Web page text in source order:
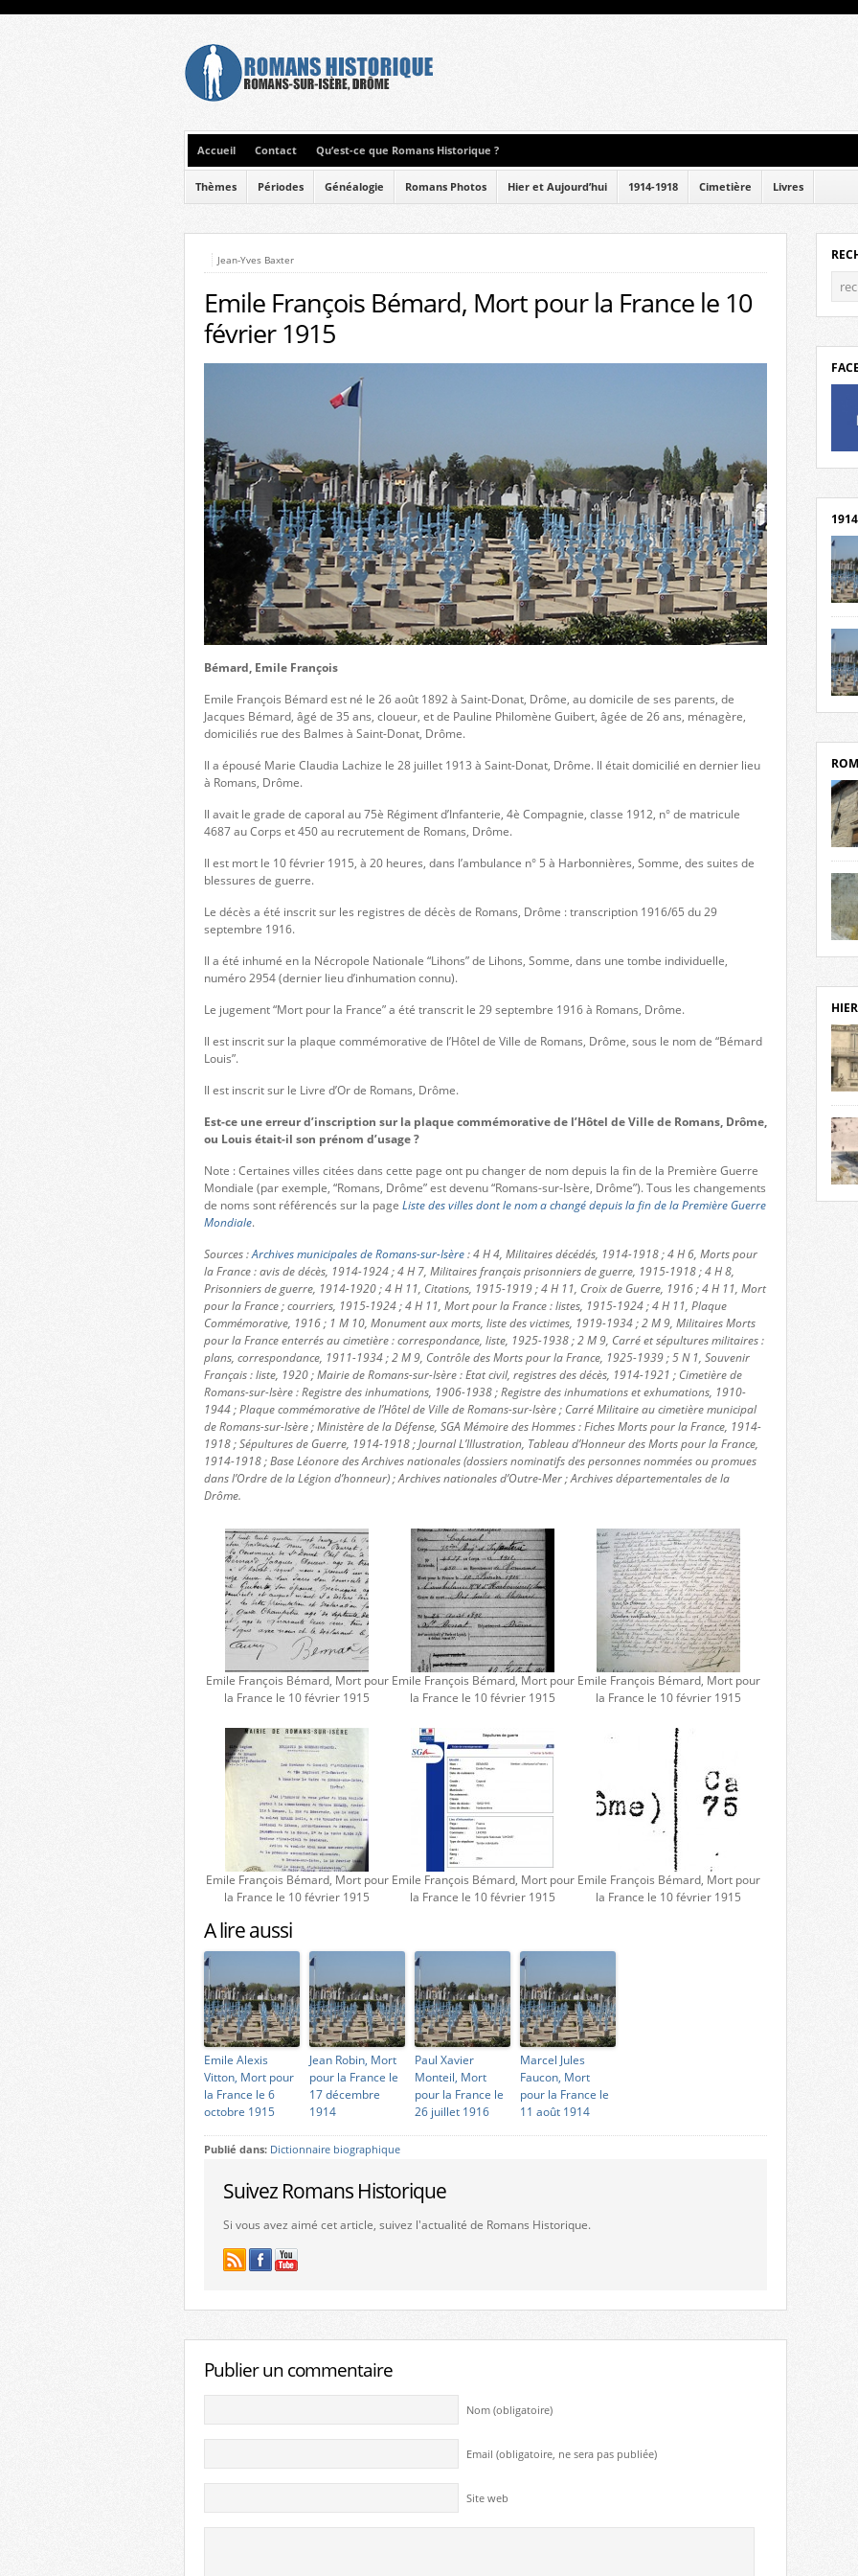
Accueil Contact Qu’est-ce que Romans Historique ?
Thèmes Périodes Généalogie Romans Photos Hier et Aujourd’hui 1914-1918 Cimetière Livres
Jean-Yves Baxter
Emile François Bémard, Mort pour la France le 10
février 1915
Bémard, Emile François
Emile François Bémard est né le 26 août 1892 à Saint-Donat, Drôme, au domicile de ses parents, de
Jacques Bémard, âgé de 35 ans, cloueur, et de Pauline Philomène Guibert, âgée de 26 ans, ménagère,
domiciliés rue des Balmes à Saint-Donat, Drôme.
Il a épousé Marie Claudia Lachize le 28 juillet 1913 à Saint-Donat, Drôme. Il était domicilié en dernier lieu
à Romans, Drôme.
Il avait le grade de caporal au 75è Régiment d’Infanterie, 4è Compagnie, classe 1912, n° de matricule
4687 au Corps et 450 au recrutement de Romans, Drôme.
Il est mort le 10 février 1915, à 20 heures, dans l’ambulance n° 5 à Harbonnières, Somme, des suites de
blessures de guerre.
Le décès a été inscrit sur les registres de décès de Romans, Drôme : transcription 1916/65 du 29
septembre 1916.
Il a été inhumé en la Nécropole Nationale “Lihons” de Lihons, Somme, dans une tombe individuelle,
numéro 2954 (dernier lieu d’inhumation connu).
Le jugement “Mort pour la France” a été transcrit le 29 septembre 1916 à Romans, Drôme.
Il est inscrit sur la plaque commémorative de l’Hôtel de Ville de Romans, Drôme, sous le nom de “Bémard
Louis”.
Il est inscrit sur le Livre d’Or de Romans, Drôme.
Est-ce une erreur d’inscription sur la plaque commémorative de l’Hôtel de Ville de Romans, Drôme,
ou Louis était-il son prénom d’usage ?
Note : Certaines villes citées dans cette page ont pu changer de nom depuis la fin de la Première Guerre
Mondiale (par exemple, “Romans, Drôme” est devenu “Romans-sur-Isère, Drôme”). Tous les changements
de noms sont référencés sur la page Liste des villes dont le nom a changé depuis la fin de la Première Guerre
Mondiale.
Sources :Archives municipales de Romans-sur-Isère: 4 H 4, Militaires décédés, 1914-1918 ; 4 H 6, Morts pour
la France : avis de décès, 1914-1924 ; 4 H 7, Militaires français prisonniers de guerre, 1915-1918 ; 4 H 8,
Prisonniers de guerre, 1914-1920 ; 4 H 11, Citations, 1915-1919 ; 4 H 11, Croix de Guerre, 1916 ; 4 H 11, Mort
pour la France ; courriers, 1915-1924 ; 4 H 11, Mort pour la France : listes, 1915-1924 ; 4 H 11, Plaque
Commémorative, 1916 ; 1 M 10, Monument aux morts, liste des victimes, 1919-1934 ; 2 M 9, Militaires Morts
pour la France enterrés au cimetière : correspondance, liste, 1925-1938 ; 2 M 9, Carré et sépultures militaires :
plans, correspondance, 1911-1934 ; 2 M 9, Contrôle des Morts pour la France, 1925-1939 ; 5 N 1, Souvenir
Français : liste, 1920 ; Mairie de Romans-sur-Isère : Etat civil, registres des décès, 1914-1921 ; Cimetière de
Romans-sur-Isère : Registre des inhumations, 1906-1938 ; Registre des inhumations et exhumations, 1910-
1944 ; Plaque commémorative de l’Hôtel de Ville de Romans-sur-Isère ; Carré Militaire au cimetière municipal
de Romans-sur-Isère ; Ministère de la Défense, SGA Mémoire des Hommes : Fiches Morts pour la France, 1914-
1918 ; Sépultures de Guerre, 1914-1918 ; Journal L’Illustration, Tableau d’Honneur des Morts pour la France,
1914-1918 ; Base Léonore des Archives nationales (dossiers nominatifs des personnes nommées ou promues
dans l’Ordre de la Légion d’honneur) ; Archives nationales d’Outre-Mer ; Archives départementales de la
Drôme.
Emile François Bémard, Mort pour
la France le 10 février 1915
Emile François Bémard, Mort pour
la France le 10 février 1915
Emile François Bémard, Mort pour
la France le 10 février 1915
Emile François Bémard, Mort pour
la France le 10 février 1915
Emile François Bémard, Mort pour
la France le 10 février 1915
Emile François Bémard, Mort pour
la France le 10 février 1915
A lire aussi
Emile Alexis
Vitton, Mort pour
la France le 6
octobre 1915
Jean Robin, Mort
pour la France le
17 décembre
1914
Paul Xavier
Monteil, Mort
pour la France le
26 juillet 1916
Marcel Jules
Faucon, Mort
pour la France le
11 août 1914
Publié dans: Dictionnaire biographique
Suivez Romans Historique
Si vous avez aimé cet article, suivez l'actualité de Romans Historique.
Publier un commentaire
Nom (obligatoire)
Email (obligatoire, ne sera pas publiée)
Site web
par
de